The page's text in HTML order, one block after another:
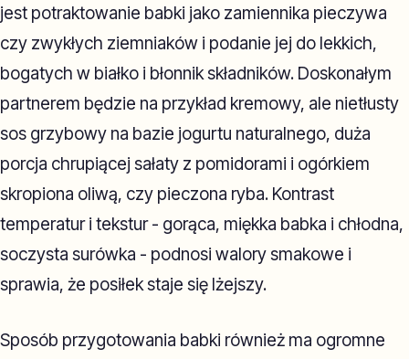
jest potraktowanie babki jako zamiennika pieczywa
czy zwykłych ziemniaków i podanie jej do lekkich,
bogatych w białko i błonnik składników. Doskonałym
partnerem będzie na przykład kremowy, ale nietłusty
sos grzybowy na bazie jogurtu naturalnego, duża
porcja chrupiącej sałaty z pomidorami i ogórkiem
skropiona oliwą, czy pieczona ryba. Kontrast
temperatur i tekstur - gorąca, miękka babka i chłodna,
soczysta surówka - podnosi walory smakowe i
sprawia, że posiłek staje się lżejszy.
Sposób przygotowania babki również ma ogromne